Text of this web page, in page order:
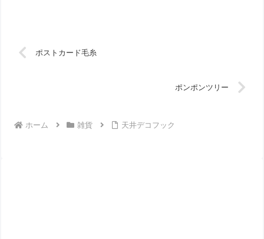
ポストカード毛糸
ポンポンツリー
ホーム 雑貨 天井デコフック